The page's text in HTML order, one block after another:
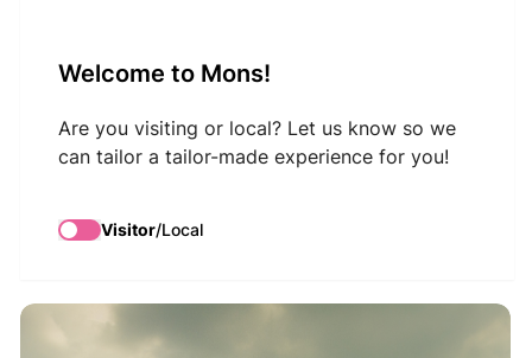
Welcome to Mons!
Are you visiting or local? Let us know so we
can tailor a tailor-made experience for you!
Visitor/Local
Grand Large Marina